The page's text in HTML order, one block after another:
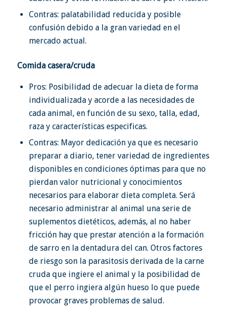
Contras: palatabilidad reducida y posible
confusión debido a la gran variedad en el
mercado actual.
Comida casera/cruda
Pros: Posibilidad de adecuar la dieta de forma
individualizada y acorde a las necesidades de
cada animal, en función de su sexo, talla, edad,
raza y características especificas.
Contras: Mayor dedicación ya que es necesario
preparar a diario, tener variedad de ingredientes
disponibles en condiciones óptimas para que no
pierdan valor nutricional y conocimientos
necesarios para elaborar dieta completa. Será
necesario administrar al animal una serie de
suplementos dietéticos, además, al no haber
fricción hay que prestar atención a la formación
de sarro en la dentadura del can. Otros factores
de riesgo son la parasitosis derivada de la carne
cruda que ingiere el animal y la posibilidad de
que el perro ingiera algún hueso lo que puede
provocar graves problemas de salud.